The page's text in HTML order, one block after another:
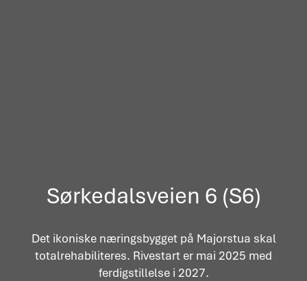
Sørkedalsveien 6 (S6)
Det ikoniske næringsbygget på Majorstua skal
totalrehabiliteres. Rivestart er mai 2025 med
ferdigstillelse i 2027.